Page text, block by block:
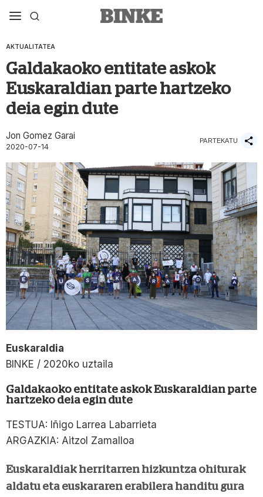
AKTUALITATEA
Galdakaoko entitate askok
Euskaraldian parte hartzeko
deia egin dute
Jon Gomez Garai
2020-07-14
PARTEKATU
Euskaraldia
BINKE / 2020ko uztaila
Galdakaoko entitate askok Euskaraldian parte
hartzeko deia egin dute
TESTUA: Iñigo Larrea Labarrieta
ARGAZKIA: Aitzol Zamalloa
Euskaraldiak herritarren hizkuntza ohiturak
aldatu eta euskararen erabilera handitu gura